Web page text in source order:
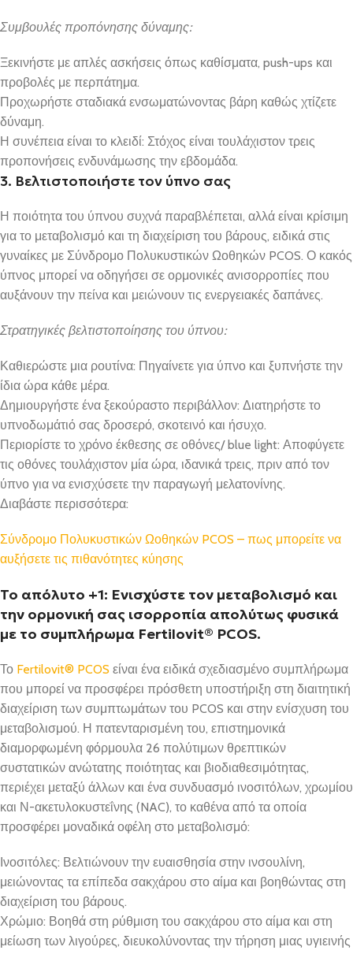
Συμβουλές προπόνησης δύναμης:
Ξεκινήστε με απλές ασκήσεις όπως καθίσματα, push-ups και
προβολές με περπάτημα.
Προχωρήστε σταδιακά ενσωματώνοντας βάρη καθώς χτίζετε
δύναμη.
Η συνέπεια είναι το κλειδί: Στόχος είναι τουλάχιστον τρεις
προπονήσεις ενδυνάμωσης την εβδομάδα.
3. Βελτιστοποιήστε τον ύπνο σας
Η ποιότητα του ύπνου συχνά παραβλέπεται, αλλά είναι κρίσιμη
για το μεταβολισμό και τη διαχείριση του βάρους, ειδικά στις
γυναίκες με Σύνδρομο Πολυκυστικών Ωοθηκών PCOS. Ο κακός
ύπνος μπορεί να οδηγήσει σε ορμονικές ανισορροπίες που
αυξάνουν την πείνα και μειώνουν τις ενεργειακές δαπάνες.
Στρατηγικές βελτιστοποίησης του ύπνου:
Καθιερώστε μια ρουτίνα: Πηγαίνετε για ύπνο και ξυπνήστε την
ίδια ώρα κάθε μέρα.
Δημιουργήστε ένα ξεκούραστο περιβάλλον: Διατηρήστε το
υπνοδωμάτιό σας δροσερό, σκοτεινό και ήσυχο.
Περιορίστε το χρόνο έκθεσης σε οθόνες/ blue light: Αποφύγετε
τις οθόνες τουλάχιστον μία ώρα, ιδανικά τρεις, πριν από τον
ύπνο για να ενισχύσετε την παραγωγή μελατονίνης.
Διαβάστε περισσότερα:
Σύνδρομο Πολυκυστικών Ωοθηκών PCOS – πως μπορείτε να
αυξήσετε τις πιθανότητες κύησης
Το απόλυτο +1: Ενισχύστε τον μεταβολισμό και
την ορμονική σας ισορροπία απολύτως φυσικά
με το συμπλήρωμα Fertilovit® PCOS.
Το Fertilovit® PCOS είναι ένα ειδικά σχεδιασμένο συμπλήρωμα
που μπορεί να προσφέρει πρόσθετη υποστήριξη στη διαιτητική
διαχείριση των συμπτωμάτων του PCOS και στην ενίσχυση του
μεταβολισμού. Η πατενταρισμένη του, επιστημονικά
διαμορφωμένη φόρμουλα 26 πολύτιμων θρεπτικών
συστατικών ανώτατης ποιότητας και βιοδιαθεσιμότητας,
περιέχει μεταξύ άλλων και ένα συνδυασμό ινοσιτόλων, χρωμίου
και Ν-ακετυλοκυστεΐνης (NAC), το καθένα από τα οποία
προσφέρει μοναδικά οφέλη στο μεταβολισμό:
Ινοσιτόλες: Βελτιώνουν την ευαισθησία στην ινσουλίνη,
μειώνοντας τα επίπεδα σακχάρου στο αίμα και βοηθώντας στη
διαχείριση του βάρους.
Χρώμιο: Βοηθά στη ρύθμιση του σακχάρου στο αίμα και στη
μείωση των λιγούρες, διευκολύνοντας την τήρηση μιας υγιεινής